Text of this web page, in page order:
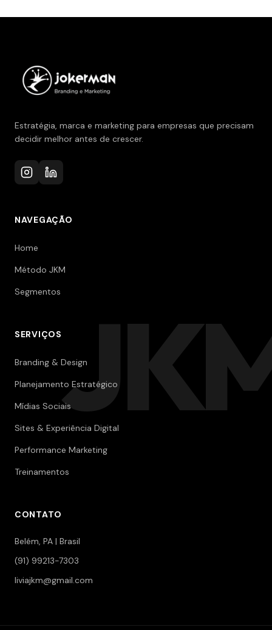
Estratégia, marca e marketing para empresas que precisam
decidir melhor antes de crescer.
NAVEGAÇÃO
Home
Método JKM
Segmentos
SERVIÇOS
Branding & Design
Planejamento Estratégico
Mídias Sociais
Sites & Experiência Digital
Performance Marketing
Treinamentos
CONTATO
Belém, PA | Brasil
(91) 99213-7303
liviajkm@gmail.com